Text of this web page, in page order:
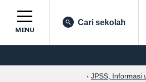
MENU
Cari sekolah
JPSS, Informasi